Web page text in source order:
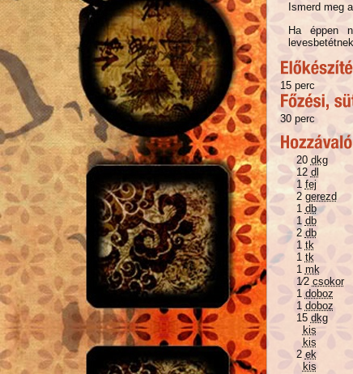
Ismerd meg
Ha éppen
15 perc
30 perc
20 dkg
12 dl
1 fej
2 gerezd
1 db
1 db
2db
1 tk
1 tk
1 mk
1⁄2 csokor
1 doboz
1 doboz
15 dkg
kis
kis
2 ek
kis